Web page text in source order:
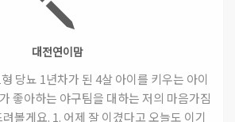
대전연이맘
당뇨 1년차가 된 4살 아이를 키우는 아이
좋아하는 야구팀을 대하는 저의 마음가짐
볼게요. 1. 어제 잘 이겼다고 오늘도 이기